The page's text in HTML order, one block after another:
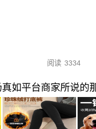
阅读 3334
如平台商家所说的